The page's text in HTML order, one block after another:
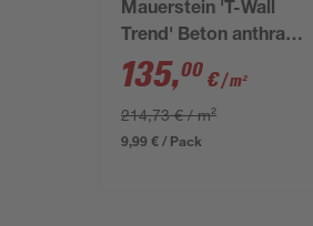
Mauerstein 'T-Wall
Trend' Beton anthrazit
45 x 22,5 x 16,5 cm
135,00 €/ m²
214,73 € / m²
9,99 € / Pack